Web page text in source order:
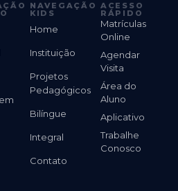
NAVEGAÇÃO
KIDS
Home
Instituição
Projetos
Pedagógicos
Bilíngue
Integral
Contato
ACESSO
RÁPIDO
Matrículas
Online
Agendar
Visita
Área do
Aluno
Aplicativo
Trabalhe
Conosco